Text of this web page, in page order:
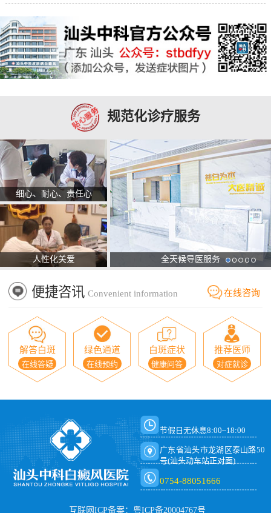
规范化诊疗服务
细心、耐心、责任心
人性化关爱 全天候导医服务
便捷咨讯 Convenient information 在线咨询
解答白斑
在线答疑
绿色通道
在线预约
白斑症状
健康问答
推荐医师
对症就诊
节假日无休息8:00~18:00
广东省汕头市龙湖区泰山路50
号(汕头动车站正对面)
0754-88051666
互联网ICP备案：粤ICP备20004767号